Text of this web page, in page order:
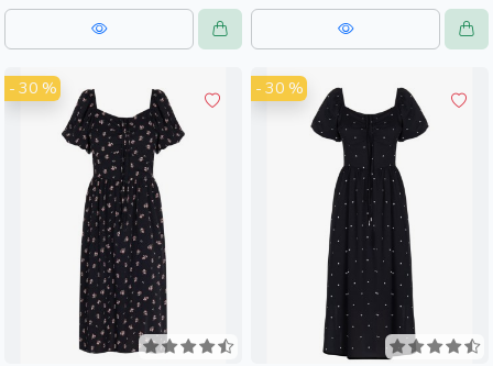
- 30 % - 30 %